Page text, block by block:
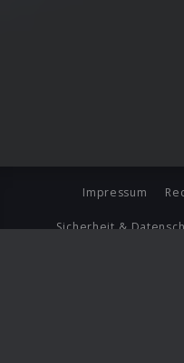
Impressum
Sicherheit &